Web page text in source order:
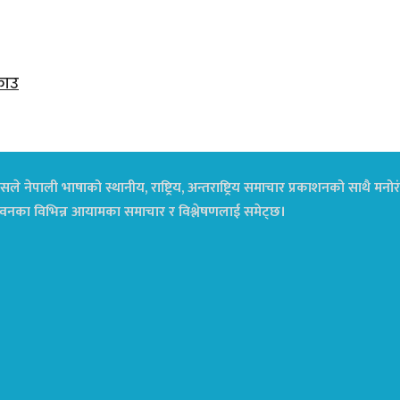
नेपाली भाषाको स्थानीय, राष्ट्रिय, अन्तराष्ट्रिय समाचार प्रकाशनको
विभिन्न आयामका समाचार र विश्लेषणलाई समेट्छ।